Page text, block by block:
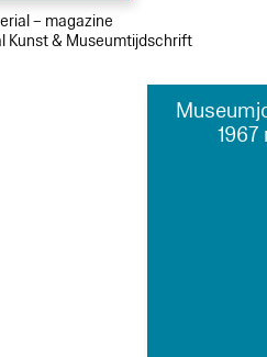
– magazine
Kunst & Museumtijdschrift
1967